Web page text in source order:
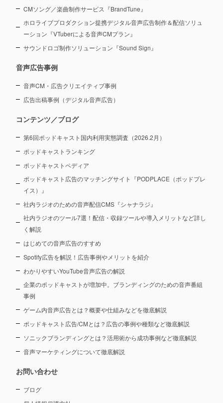
CMソング／楽曲制作サービス『BrandTune』
ホロライブプロダクション提携デジタル音声広告制作＆配信ソリュ
ーション 『VTuberによる音声CMプラン』
サウンドロゴ制作ソリューション『Sound Sign』
音声広告事例
音声CM・広告クリエイティブ事例
広告出稿事例（デジタル音声広告）
コンテンツ／ブログ
第6回ポッドキャスト国内利用実態調査（2026.2月）
ポッドキャストランキング
ポッドキャストペディア
ポッドキャスト広告のマッチングサイト『PODPLACE（ポッドプレ
イス）』
社内ラジオのための音声配信CMS『シャナラジ』
社内ラジオのツール7選！配信・収録ツールや導入メリットなど詳し
く解説
はじめての音声広告のすすめ
Spotify広告を解説！広告事例やメリットを紹介
わかりやすいYouTube音声広告の解説
企業のポッドキャストが増加中。ブランディングのための音声番組
事例
ゲーム内音声広告とは？概要や仕組みなどを徹底解説
ポッドキャスト広告/CMとは？広告の事例や種類など徹底解説
ソニックブランディングとは？活用術から成功事例など徹底解説
音声マーケティングについて徹底解説
お問い合わせ
ブログ